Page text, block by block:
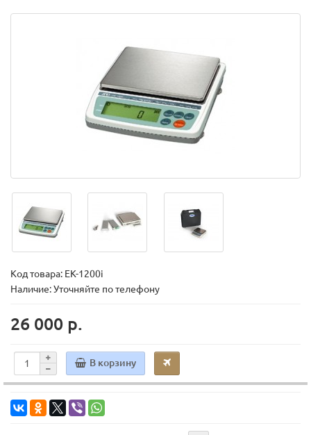
Код товара: EK-1200i
Наличие: Уточняйте по телефону
26 000 р.
В корзину